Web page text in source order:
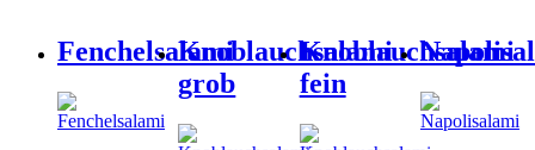
FenchelsalamiKnoblauchsalami
grob
Knoblauchsalami
fein